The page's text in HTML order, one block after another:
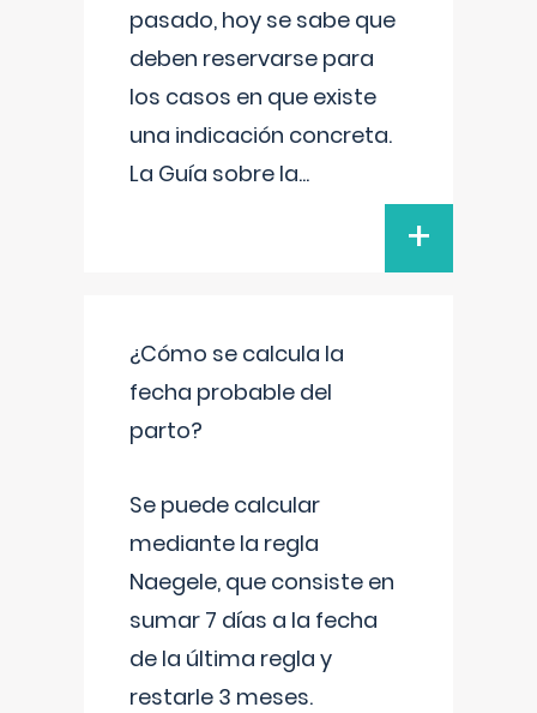
pasado, hoy se sabe que
deben reservarse para
los casos en que existe
una indicación concreta.
La Guía sobre la...
+
¿Cómo se calcula la
fecha probable del
parto?
Se puede calcular
mediante la regla
Naegele, que consiste en
sumar 7 días a la fecha
de la última regla y
restarle 3 meses.